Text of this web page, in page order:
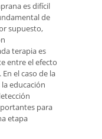
es difícil
de
supuesto,
terapia es
entre el efecto
el caso de la
educación
para
etapa